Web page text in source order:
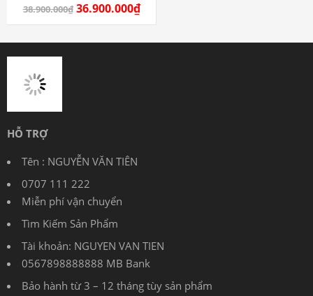
38.900.000₫ 36.900.000₫
HỖ TRỢ
Tên : NGUYỄN VĂN TIÊN
0707 111 222
Tìm Kiếm Sản Phẩm
Tài khoản: NGUYEN VAN TIEN
0567898888888 MB Bank
Bảo hành từ 3 – 12 tháng tùy sản phẩm
THÔNG TIN